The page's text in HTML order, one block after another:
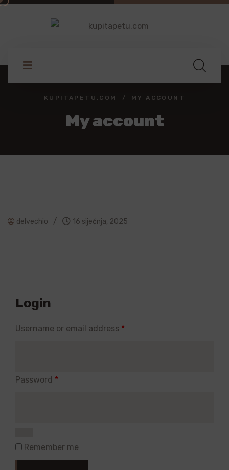
KUPITAPETU.COM MY ACCOUNT
My account
delvechio / 16 siječnja, 2025
Login
Username or email address *
Password *
Remember me